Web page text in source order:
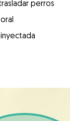
perros